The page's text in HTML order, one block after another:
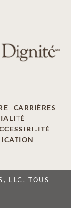
CARRIÈRES
LLC. TOUS